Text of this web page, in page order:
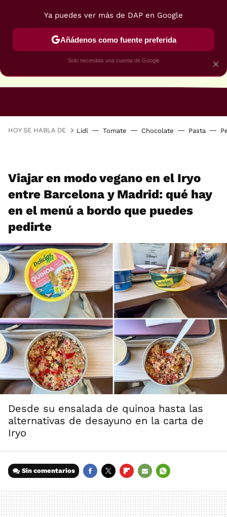
HOY SE HABLA DE Lidl Tomate Chocolate Pasta
Viajar en modo vegano en el Iryo
entre Barcelona y Madrid: qué hay
en el menú a bordo que puedes
pedirte
Desde su ensalada de quinoa hasta las
alternativas de desayuno en la carta de
Iryo
Sin comentarios
MAIL
×
Ya puedes ver más de DAP en Google
Añádenos como fuente preferida
Solo necesitas una cuenta de Google